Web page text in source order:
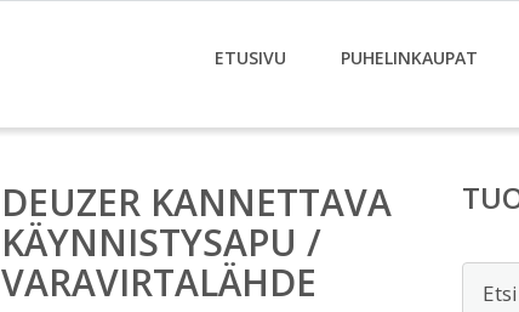
ETUSIVU PUHELINKAUPAT
DEUZER KANNETTAVA
KÄYNNISTYSAPU /
VARAVIRTALÄHDE